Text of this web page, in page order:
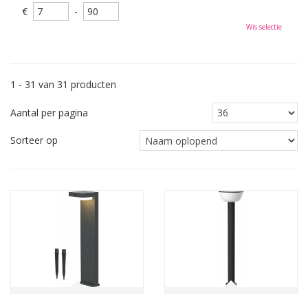
€ -
Wis selectie
1 - 31 van 31 producten
Aantal per pagina
Sorteer op